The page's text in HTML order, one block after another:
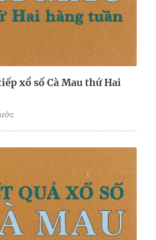
xổ số Cà Mau thứ Hai